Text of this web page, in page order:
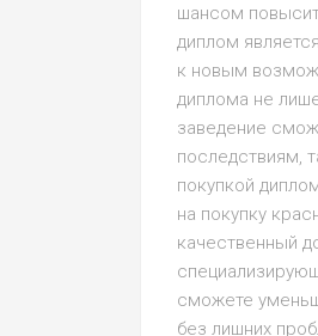
шансом
диплом
к новым
диплома не
заведение
последствиям,
покупкой
на покупку
качественный
сможете
без лишних